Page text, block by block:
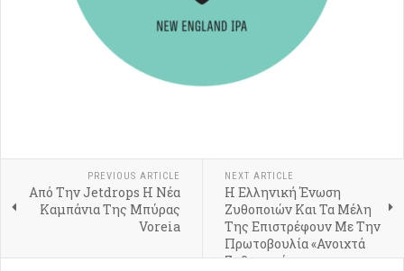
PREVIOUS ARTICLE
Από Την Jetdrops Η Νέα
Καμπάνια Της Μπύρας
Voreia
NEXT ARTICLE
Η Ελληνική Ένωση
Ζυθοποιών Και Τα Μέλη
Της Επιστρέφουν Με Την
Πρωτοβουλία «Ανοιχτά
Ζυθοποιεία»